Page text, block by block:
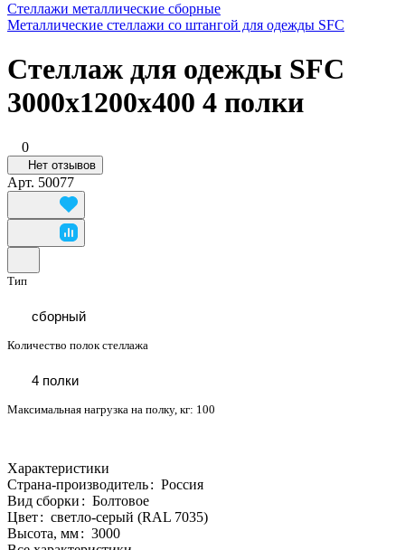
Стеллажи металлические сборные
Металлические стеллажи со штангой для одежды SFC
Стеллаж для одежды SFC
3000x1200x400 4 полки
0
Нет отзывов
Арт. 50077
Тип
сборный
Количество полок стеллажа
4 полки
Максимальная нагрузка на полку, кг: 100
Характеристики
Страна-производитель: Россия
Вид сборки : Болтовое
Цвет: светло-серый (RAL 7035)
Высота, мм: 3000